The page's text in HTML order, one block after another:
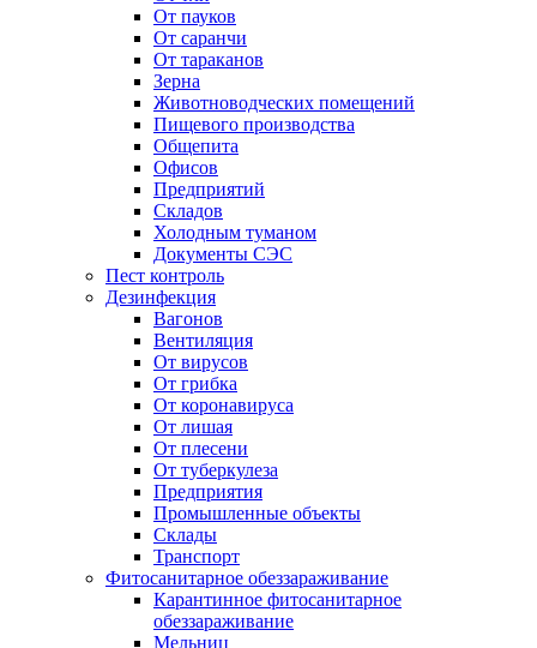
От пауков
От саранчи
От тараканов
Зерна
Животноводческих помещений
Пищевого производства
Общепита
Офисов
Предприятий
Складов
Холодным туманом
Документы СЭС
Пест контроль
Дезинфекция
Вагонов
Вентиляция
От вирусов
От грибка
От коронавируса
От лишая
От плесени
От туберкулеза
Предприятия
Промышленные объекты
Склады
Транспорт
Фитосанитарное обеззараживание
Карантинное фитосанитарное
обеззараживание
Мельниц